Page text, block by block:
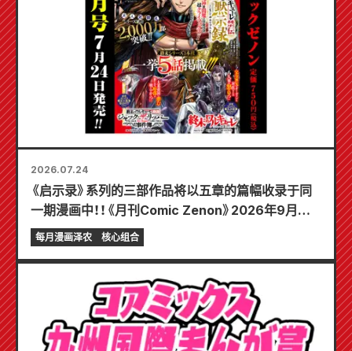
2026.07.24
《启示录》系列的三部作品将以五章的篇幅收录于同
一期漫画中！！《月刊Comic Zenon》2026年9月刊
将于7月24日发售！！
每月漫画泽农 核心组合